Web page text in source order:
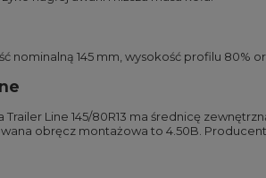
nominalną 145 mm, wysokość profilu 80%
Line 145/80R13 ma średnicę
obręcz montażowa to 4.50B.